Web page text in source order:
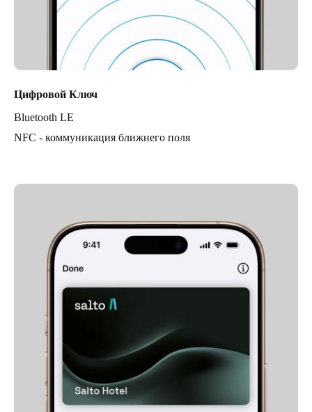
Цифровой Ключ
Bluetooth LE
NFC - коммуникация ближнего поля